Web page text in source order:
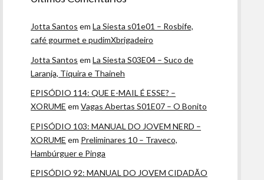
Jotta Santos emLa Siesta s01e01 – Rosbife,
café gourmet e pudimXbrigadeiro
Jotta Santos emLa Siesta S03E04 – Suco de
Laranja, Tiquira e Thaineh
EPISÓDIO 114: QUE E-MAIL É ESSE? –
XORUME emVagas Abertas S01E07 – O Bonito
EPISÓDIO 103: MANUAL DO JOVEM NERD –
XORUME em Preliminares 10 – Traveco,
Hambúrguer e Pinga
EPISÓDIO 92: MANUAL DO JOVEM CIDADÃO